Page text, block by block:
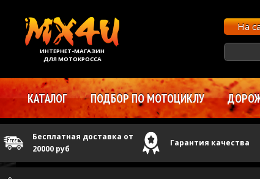
ИНТЕРНЕТ-МАГАЗИН
ДЛЯ МОТОКРОССА
На
КАТАЛОГ ПОДБОР ПО МОТОЦИКЛУ
Бесплатная доставка от
20000 руб
Гарантия качества